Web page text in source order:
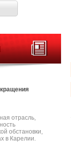
отрасль,
обстановки,
в Карелии.